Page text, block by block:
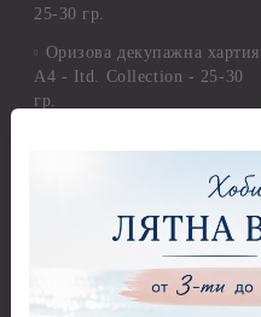
25-30 гр.
Оризова декупажна хартия
А4 - Itd. Collection - 25-30
гр.
Декупажна хартия - Други
Антични пасти
Вакс пасти